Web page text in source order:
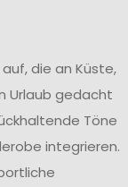
die an Küste,
Urlaub gedacht
Töne
integrieren.